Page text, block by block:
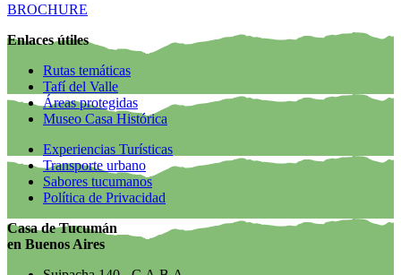
BROCHURE
Enlaces útiles
Rutas temáticas
Tafí del Valle
Áreas protegidas
Museo Casa Histórica
Experiencias Turísticas
Transporte urbano
Sabores tucumanos
Política de Privacidad
Casa de Tucumán
en Buenos Aires